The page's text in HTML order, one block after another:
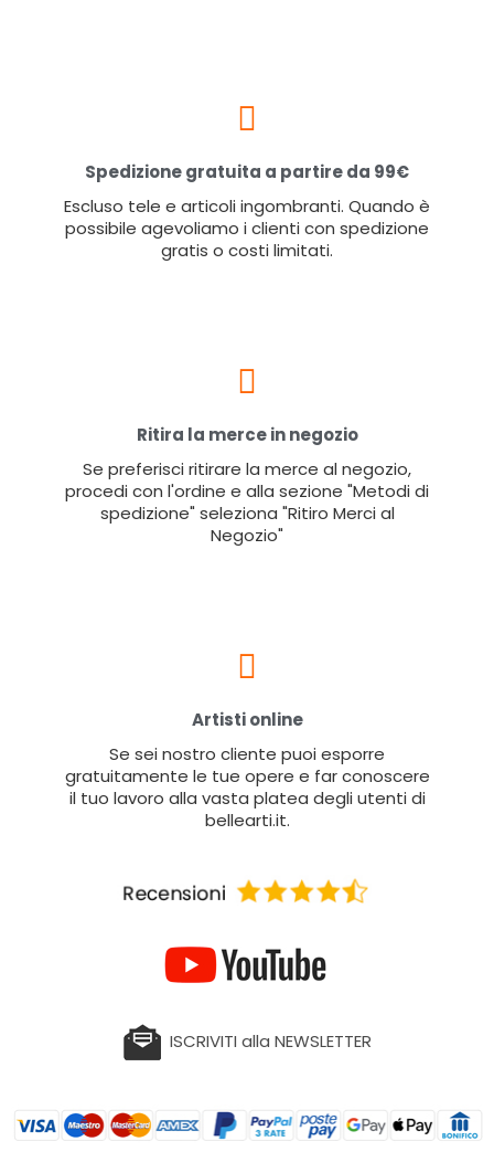
Spedizione gratuita a partire da 99€
Escluso tele e articoli ingombranti. Quando è
possibile agevoliamo i clienti con spedizione
gratis o costi limitati.
Ritira la merce in negozio
Se preferisci ritirare la merce al negozio,
procedi con l'ordine e alla sezione "Metodi di
spedizione" seleziona "Ritiro Merci al
Negozio"
Artisti online
Se sei nostro cliente puoi esporre
gratuitamente le tue opere e far conoscere
il tuo lavoro alla vasta platea degli utenti di
bellearti.it.
ISCRIVITI alla NEWSLETTER